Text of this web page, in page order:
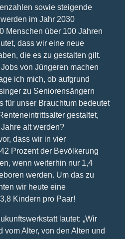
sowie steigende
im Jahr 2030
Menschen über 100 Jahren
dass wir eine neue
die es zu gestalten gilt.
von Jüngeren machen
ich mich, ob aufgrund
zu Seniorensängern
für unser Brauchtum bedeutet
gestaltet,
alt werden?
dass wir in vier
Prozent der Bevölkerung
wenn weiterhin nur 1,4
werden. Um das zu
wir heute eine
Kindern pro Paar!
lautet: „Wir
vom Alter, von den Alten und